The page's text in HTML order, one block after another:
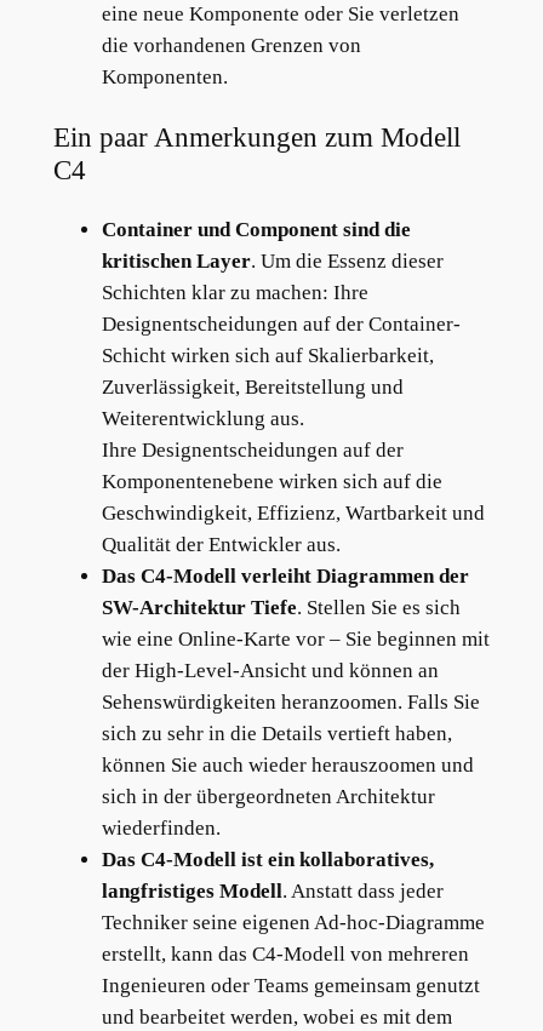
eine neue Komponente oder Sie verletzen
die vorhandenen Grenzen von
Komponenten.
Ein paar Anmerkungen zum Modell
C4
Container und Component sind die
kritischen Layer. Um die Essenz dieser
Schichten klar zu machen: Ihre
Designentscheidungen auf der Container-
Schicht wirken sich auf Skalierbarkeit,
Zuverlässigkeit, Bereitstellung und
Weiterentwicklung aus.
Ihre Designentscheidungen auf der
Komponentenebene wirken sich auf die
Geschwindigkeit, Effizienz, Wartbarkeit und
Qualität der Entwickler aus.
Das C4-Modell verleiht Diagrammen der
SW-Architektur Tiefe. Stellen Sie es sich
wie eine Online-Karte vor – Sie beginnen mit
der High-Level-Ansicht und können an
Sehenswürdigkeiten heranzoomen. Falls Sie
sich zu sehr in die Details vertieft haben,
können Sie auch wieder herauszoomen und
sich in der übergeordneten Architektur
wiederfinden.
Das C4-Modell ist ein kollaboratives,
langfristiges Modell. Anstatt dass jeder
Techniker seine eigenen Ad-hoc-Diagramme
erstellt, kann das C4-Modell von mehreren
Ingenieuren oder Teams gemeinsam genutzt
und bearbeitet werden, wobei es mit dem